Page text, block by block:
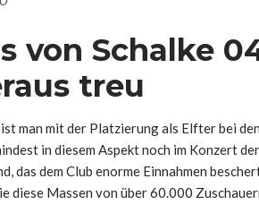
von Schalke
treu
man mit der Platzierung als Elfter bei
in diesem Aspekt noch im Konzert
das dem Club enorme Einnahmen
diese Massen von über 60.000